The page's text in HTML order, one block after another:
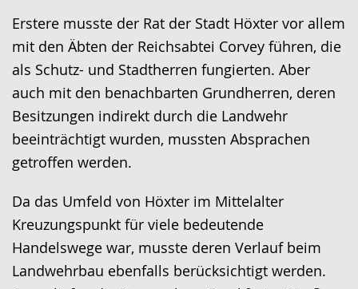
Erstere musste der Rat der Stadt Höxter vor allem
mit den Äbten der Reichsabtei Corvey führen, die
als Schutz- und Stadtherren fungierten. Aber
auch mit den benachbarten Grundherren, deren
Besitzungen indirekt durch die Landwehr
beeinträchtigt wurden, mussten Absprachen
getroffen werden.
Da das Umfeld von Höxter im Mittelalter
Kreuzungspunkt für viele bedeutende
Handelswege war, musste deren Verlauf beim
Landwehrbau ebenfalls berücksichtigt werden.